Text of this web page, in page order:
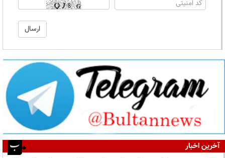
آخرین اخبار